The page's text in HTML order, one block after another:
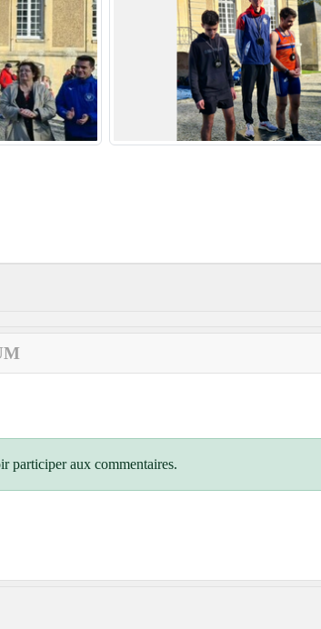
participer aux commentaires.